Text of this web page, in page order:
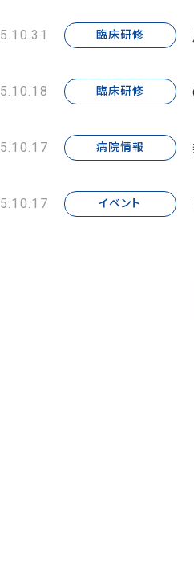
臨床研修
臨床研修
病院情報
イベント